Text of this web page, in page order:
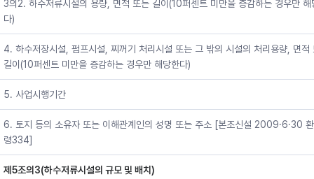
3의2. 하수저류시설의 용량, 면적 또는 길이(10퍼센트 미만을 증감하는 경우만 해
다)
4. 하수저장시설, 펌프시설, 찌꺼기 처리시설 또는 그 밖의 시설의 처리용량, 면적
길이(10퍼센트 미만을 증감하는 경우만 해당한다)
5. 사업시행기간
6. 토지 등의 소유자 또는 이해관계인의 성명 또는 주소 [본조신설 2009·6·30
령334]
제5조의3(하수저류시설의 규모 및 배치)